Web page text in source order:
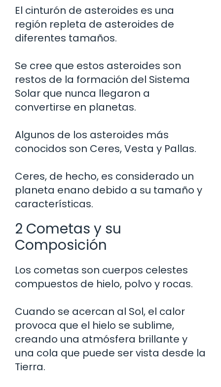
El cinturón de asteroides es una
región repleta de asteroides de
diferentes tamaños.
Se cree que estos asteroides son
restos de la formación del Sistema
Solar que nunca llegaron a
convertirse en planetas.
Algunos de los asteroides más
conocidos son Ceres, Vesta y Pallas.
Ceres, de hecho, es considerado un
planeta enano debido a su tamaño y
características.
2 Cometas y su
Composición
Los cometas son cuerpos celestes
compuestos de hielo, polvo y rocas.
Cuando se acercan al Sol, el calor
provoca que el hielo se sublime,
creando una atmósfera brillante y
una cola que puede ser vista desde la
Tierra.